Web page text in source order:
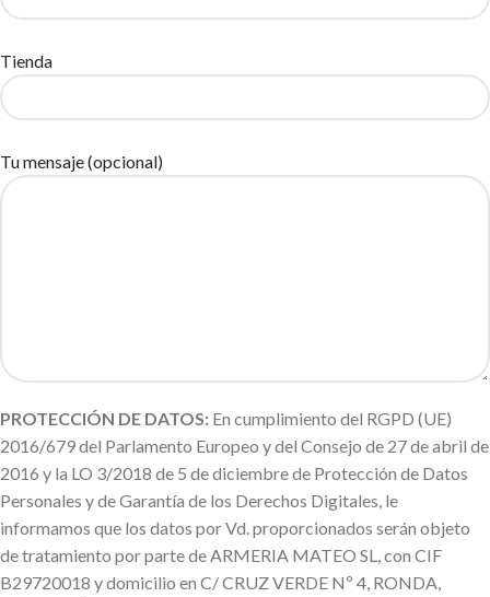
Tienda
Tu mensaje (opcional)
PROTECCIÓN DE DATOS: En cumplimiento del RGPD (UE)
2016/679 del Parlamento Europeo y del Consejo de 27 de abril de
2016 y la LO 3/2018 de 5 de diciembre de Protección de Datos
Personales y de Garantía de los Derechos Digitales, le
informamos que los datos por Vd. proporcionados serán objeto
de tratamiento por parte de ARMERIA MATEO SL, con CIF
B29720018 y domicilio en C/ CRUZ VERDE Nº 4, RONDA,